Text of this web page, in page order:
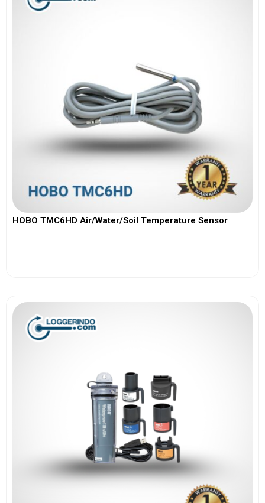
HOBO TMC6HD Air/Water/Soil Temperature Sensor